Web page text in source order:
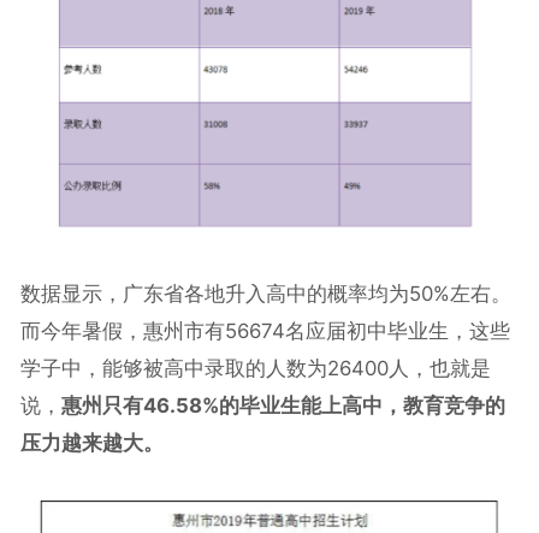
数据显示，广东省各地升入高中的概率均为50%左右。
而今年暑假，惠州市有56674名应届初中毕业生，这些
学子中，能够被高中录取的人数为26400人，也就是
说， 惠州只有46.58%的毕业生能上高中，教育竞争的
压力越来越大。